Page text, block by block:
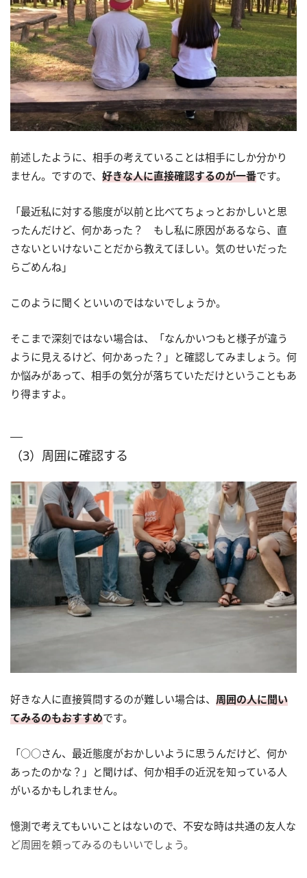
前述したように、相手の考えていることは相手にしか分かり
ません。ですので、 好きな人に直接確認するのが一番です。
「最近私に対する態度が以前と比べてちょっとおかしいと思
ったんだけど、何かあった？ もし私に原因があるなら、直
さないといけないことだから教えてほしい。気のせいだった
らごめんね」
このように聞くといいのではないでしょうか。
そこまで深刻ではない場合は、「なんかいつもと様子が違う
ように見えるけど、何かあった？」と確認してみましょう。何
か悩みがあって、相手の気分が落ちていただけということもあ
り得ますよ。
（3）周囲に確認する
好きな人に直接質問するのが難しい場合は、 周囲の人に聞い
てみるのもおすすめです。
「○○さん、最近態度がおかしいように思うんだけど、何か
あったのかな？」と聞けば、何か相手の近況を知っている人
がいるかもしれません。
憶測で考えてもいいことはないので、不安な時は共通の友人な
ど周囲を頼ってみるのもいいでしょう。